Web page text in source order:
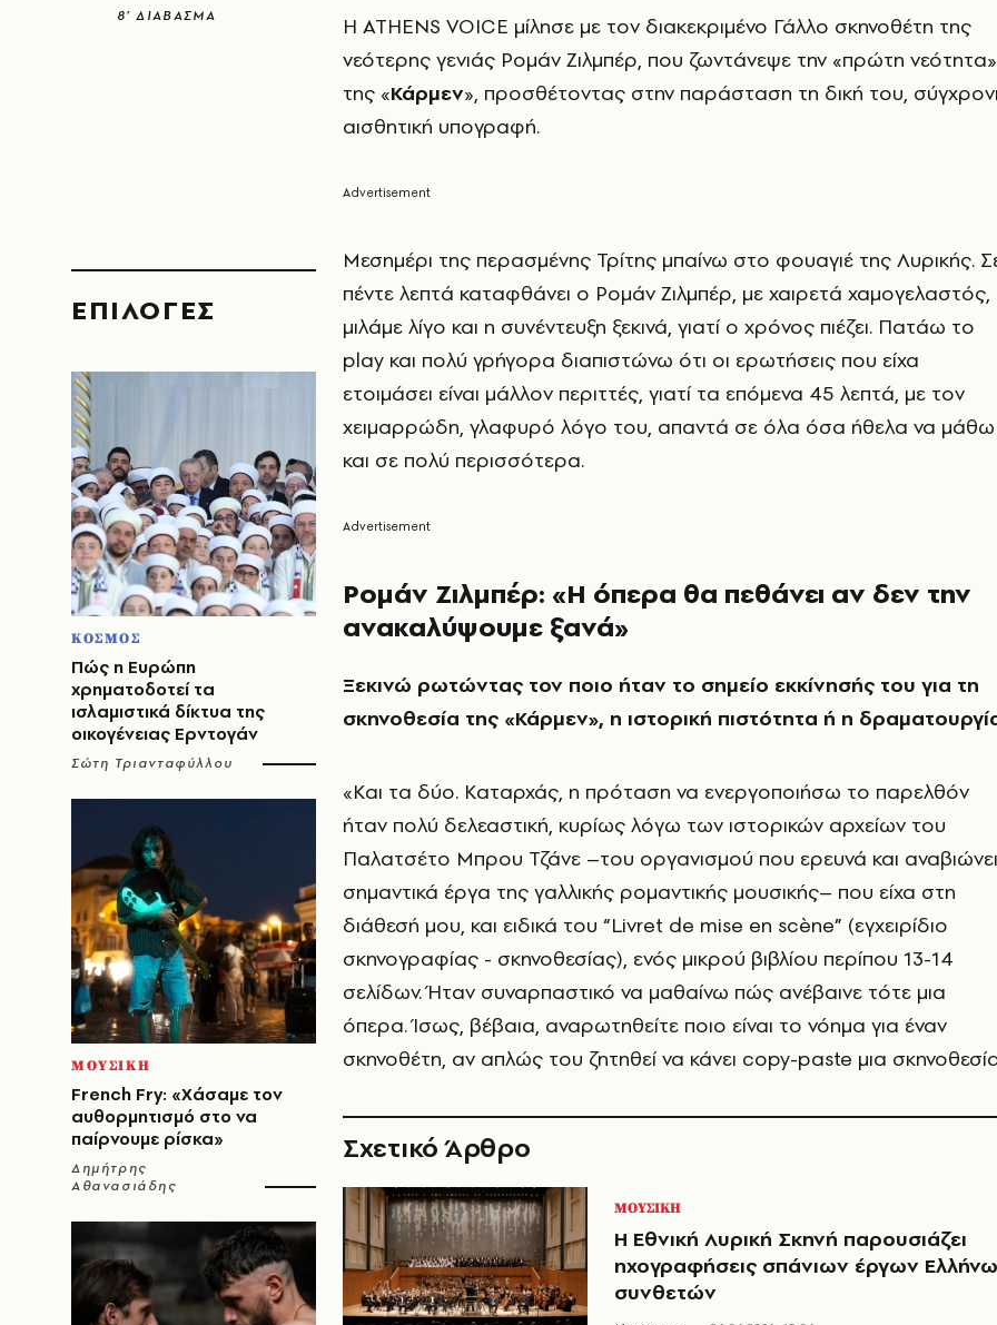
8’ ΔΙΑΒΑΣΜΑ
EΠΙΛΟΓΈΣ
ΚΟΣΜΟΣ
Πώς η Ευρώπη
χρηματοδοτεί τα
ισλαμιστικά δίκτυα της
οικογένειας Ερντογάν
Σώτη Τριανταφύλλου
ΜΟΥΣΙΚΗ
French Fry: «Χάσαμε τον
αυθορμητισμό στο να
παίρνουμε ρίσκα»
Δημήτρης
Αθανασιάδης
Η ATHENS VOICE μίλησε με τον διακεκριμένο Γάλλο σκηνοθέτη της
νεότερης γενιάς Ρομάν Ζιλμπέρ, που ζωντάνεψε την «πρώτη νεότητα»
της «Κάρμεν», προσθέτοντας στην παράσταση τη δική του,
αισθητική υπογραφή.
Μεσημέρι της περασμένης Τρίτης μπαίνω στο φουαγιέ της Λυρικής.
πέντε λεπτά καταφθάνει ο Ρομάν Ζιλμπέρ, με χαιρετά χαμογελαστός,
μιλάμε λίγο και η συνέντευξη ξεκινά, γιατί ο χρόνος πιέζει. Πατάω το
play και πολύ γρήγορα διαπιστώνω ότι οι ερωτήσεις που είχα
ετοιμάσει είναι μάλλον περιττές, γιατί τα επόμενα 45 λεπτά, με τον
χειμαρρώδη, γλαφυρό λόγο του, απαντά σε όλα όσα ήθελα να μάθω
και σε πολύ περισσότερα.
Ρομάν Ζιλμπέρ: «Η όπερα θα πεθάνει αν δεν την
ανακαλύψουμε ξανά»
Ξεκινώ ρωτώντας τον ποιο ήταν το σημείο εκκίνησής του για τη
σκηνοθεσία της «Κάρμεν», η ιστορική πιστότητα ή η
«Και τα δύο. Καταρχάς, η πρόταση να ενεργοποιήσω το παρελθόν
ήταν πολύ δελεαστική, κυρίως λόγω των ιστορικών αρχείων του
Παλατσέτο Μπρου Τζάνε –του οργανισμού που ερευνά και αναβιώνει
σημαντικά έργα της γαλλικής ρομαντικής μουσικής– που είχα στη
διάθεσή μου, και ειδικά του “Livret de mise en scène” (εγχειρίδιο
σκηνογραφίας - σκηνοθεσίας), ενός μικρού βιβλίου περίπου 13-14
σελίδων. Ήταν συναρπαστικό να μαθαίνω πώς ανέβαινε τότε μια
όπερα. Ίσως, βέβαια, αναρωτηθείτε ποιο είναι το νόημα για έναν
σκηνοθέτη, αν απλώς του ζητηθεί να κάνει copy-paste μια
Σχετικό Άρθρο
ΜΟΥΣΙΚΗ
Η Εθνική Λυρική Σκηνή παρουσιάζει
ηχογραφήσεις σπάνιων έργων
συνθετών